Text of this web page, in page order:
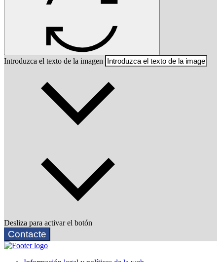
Introduzca el texto de la imagen
Desliza para activar el botón
Contacte